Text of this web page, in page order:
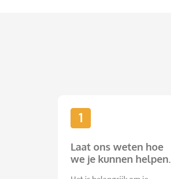
1
Laat ons weten hoe
we je kunnen helpen.